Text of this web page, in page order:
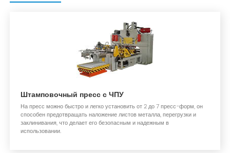
Штамповочный пресс с ЧПУ
На пресс можно быстро и легко установить от 2 до 7 пресс-форм, он
способен предотвращать наложение листов металла, перегрузки и
заклинивания, что делает его безопасным и надежным в
использовании.